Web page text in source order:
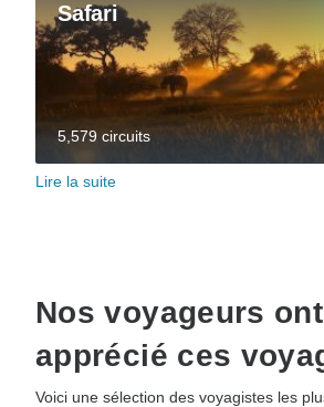
Safari
5,579 circuits
Lire la suite
Nos voyageurs ont
apprécié ces
Voici une sélection des voyagistes les